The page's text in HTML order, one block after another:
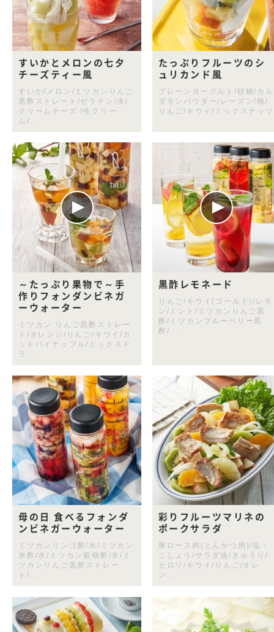
すいかとメロンの七夕
チーズティー風
すいか/メロン/ミツカンりんご
黒酢ストレート/ゼラチン/水/
クリームチーズ /生クリー
ム/...
たっぷりフルーツのシ
ュリカンド風
プレーンヨーグルト/砂糖/カル
ダモンパウダー/レーズン/桃/
りんご/キウイ/ミックスナッツ
～たっぷり果物で～手
作りフォンダンビネガ
ーウォーター
ミツカン りんご黒酢ストレー
ト/オレンジ/りんご/キウイ/カ
ットパイナップル/ミックスド
ラ...
黒酢レモネード
りんご/キウイ(ゴールド)/レモ
ン/ミント/ミツカンりんご黒
酢/ミツカンブルーベリー黒
酢/...
母の日 食べるフォンダ
ンビネガーウォーター
ミツカンリンゴ酢/水/ミツカン
米酢/水/ミツカン穀物酢/水/ミ
ツカンりんご黒酢ストレー
ト/...
彩りフルーツマリネの
ポークサラダ
豚ロース肉(とんかつ用)/塩・
こしょう/サラダ油/きゅうり/
セロリ/キウイ/りんご/オレ
ン...